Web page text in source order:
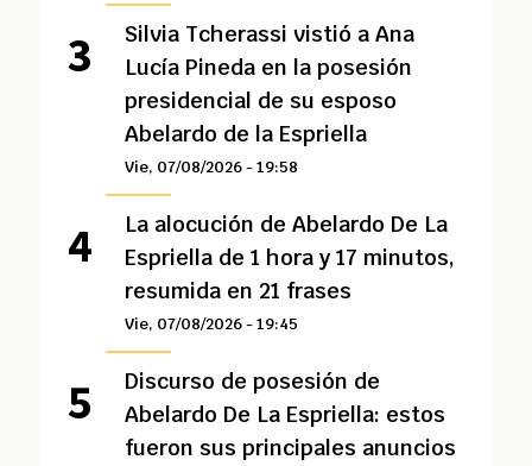
Silvia Tcherassi vistió a Ana
Lucía Pineda en la posesión
presidencial de su esposo
Abelardo de la Espriella
Vie, 07/08/2026 - 19:58
La alocución de Abelardo De La
Espriella de 1 hora y 17 minutos,
resumida en 21 frases
Vie, 07/08/2026 - 19:45
Discurso de posesión de
Abelardo De La Espriella: estos
fueron sus principales anuncios